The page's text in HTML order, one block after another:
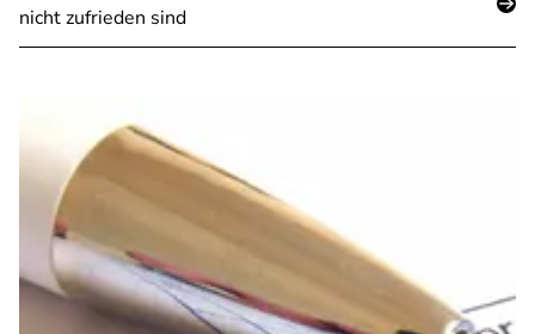
nicht zufrieden sind